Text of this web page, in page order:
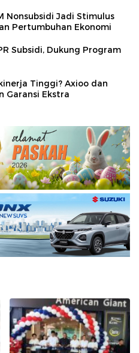
Nonsubsidi Jadi Stimulus
Pertumbuhan Ekonomi
Subsidi, Dukung Program
Tinggi? Axioo dan
Garansi Ekstra